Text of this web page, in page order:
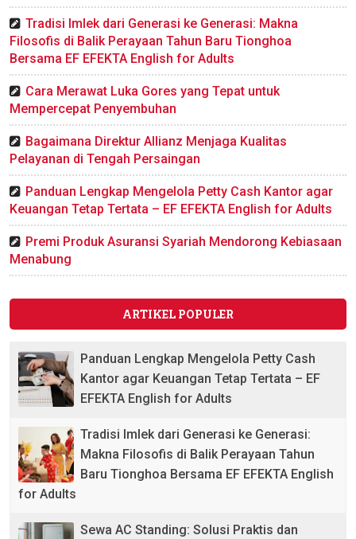
Tradisi Imlek dari Generasi ke Generasi: Makna
Filosofis di Balik Perayaan Tahun Baru Tionghoa
Bersama EF EFEKTA English for Adults
Cara Merawat Luka Gores yang Tepat untuk
Mempercepat Penyembuhan
Bagaimana Direktur Allianz Menjaga Kualitas
Pelayanan di Tengah Persaingan
Panduan Lengkap Mengelola Petty Cash Kantor agar
Keuangan Tetap Tertata – EF EFEKTA English for Adults
Premi Produk Asuransi Syariah Mendorong Kebiasaan
Menabung
ARTIKEL POPULER
Panduan Lengkap Mengelola Petty Cash
Kantor agar Keuangan Tetap Tertata – EF
EFEKTA English for Adults
Tradisi Imlek dari Generasi ke Generasi:
Makna Filosofis di Balik Perayaan Tahun
Baru Tionghoa Bersama EF EFEKTA English
for Adults
Sewa AC Standing: Solusi Praktis dan